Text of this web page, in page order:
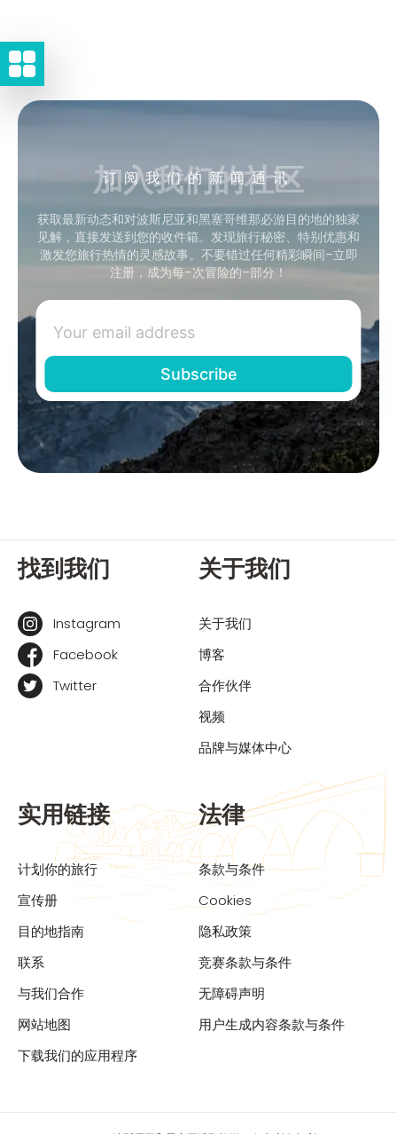
订阅我们的新闻通讯
加入我们的社区
获取最新动态和对波斯尼亚和黑塞哥维那必游目的地的独家
见解，直接发送到您的收件箱。发现旅行秘密、特别优惠和
激发您旅行热情的灵感故事。不要错过任何精彩瞬间–立即
注册，成为每–次冒险的–部分！
找到我们
Instagram
Facebook
Twitter
关于我们
关于我们
博客
合作伙伴
视频
品牌与媒体中心
实用链接
计划你的旅行
宣传册
目的地指南
联系
与我们合作
网站地图
下载我们的应用程序
法律
条款与条件
Cookies
隐私政策
竞赛条款与条件
无障碍声明
用户生成内容条款与条件